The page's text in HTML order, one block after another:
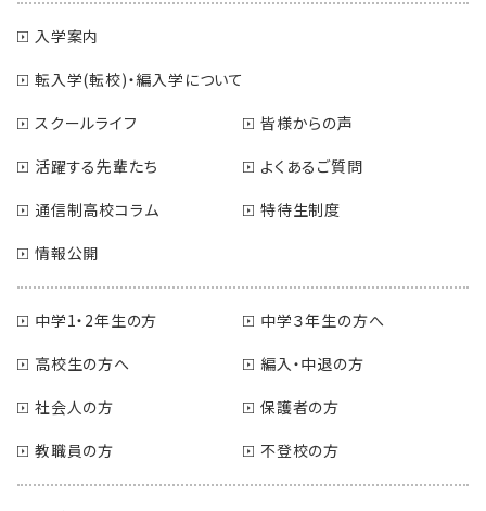
入学案内
転入学(転校)・編入学について
スクールライフ
皆様からの声
活躍する先輩たち
よくあるご質問
通信制高校コラム
特待生制度
情報公開
中学1・2年生の方
中学３年生の方へ
高校生の方へ
編入・中退の方
社会人の方
保護者の方
教職員の方
不登校の方